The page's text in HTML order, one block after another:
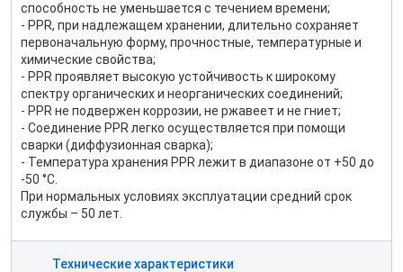
способность не уменьшается с течением времени;
- PPR, при надлежащем хранении, длительно сохраняет
первоначальную форму, прочностные, температурные и
химические свойства;
- PPR проявляет высокую устойчивость к широкому
спектру органических и неорганических соединений;
- PPR не подвержен коррозии, не ржавеет и не гниет;
- Соединение PPR легко осуществляется при помощи
сварки (диффузионная сварка);
- Температура хранения PPR лежит в диапазоне от +50 до
-50 °C.
При нормальных условиях эксплуатации средний срок
службы – 50 лет.
Технические характеристики